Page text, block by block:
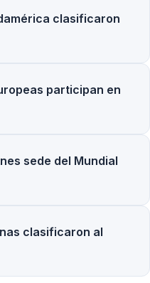
clasificaron
participan en
sede del Mundial
clasificaron al